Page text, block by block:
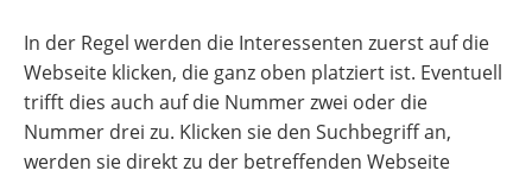
In der Regel werden die Interessenten zuerst auf die
Webseite klicken, die ganz oben platziert ist. Eventuell
trifft dies auch auf die Nummer zwei oder die
Nummer drei zu. Klicken sie den Suchbegriff an,
werden sie direkt zu der betreffenden Webseite